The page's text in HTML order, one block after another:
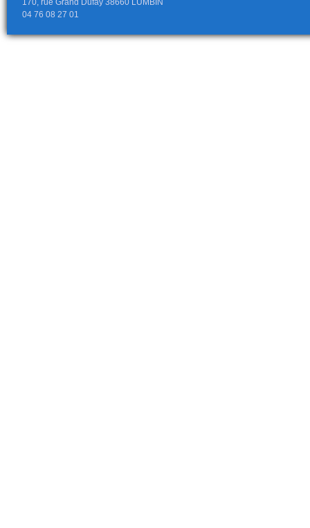
170, rue Grand Dufay 38660 LUMBIN
04 76 08 27 01